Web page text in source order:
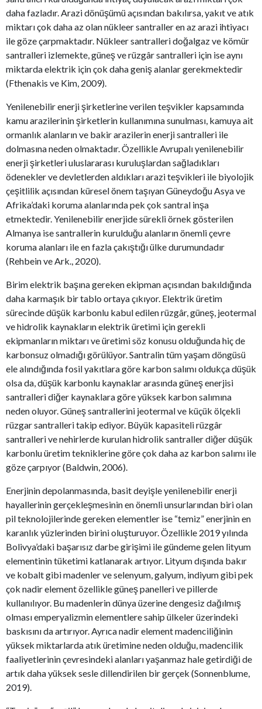
daha fazladır. Arazi dönüşümü açısından bakılırsa, yakıt ve atık
miktarı çok daha az olan nükleer santraller en az arazi ihtiyacı
ile göze çarpmaktadır. Nükleer santralleri doğalgaz ve kömür
santralleri izlemekte, güneş ve rüzgâr santralleri için ise aynı
miktarda elektrik için çok daha geniş alanlar gerekmektedir
(Fthenakis ve Kim, 2009).
Yenilenebilir enerji şirketlerine verilen teşvikler kapsamında
kamu arazilerinin şirketlerin kullanımına sunulması, kamuya ait
ormanlık alanların ve bakir arazilerin enerji santralleri ile
dolmasına neden olmaktadır. Özellikle Avrupalı yenilenebilir
enerji şirketleri uluslararası kuruluşlardan sağladıkları
ödenekler ve devletlerden aldıkları arazi teşvikleri ile biyolojik
çeşitlilik açısından küresel önem taşıyan Güneydoğu Asya ve
Afrika’daki koruma alanlarında pek çok santral inşa
etmektedir. Yenilenebilir enerjide sürekli örnek gösterilen
Almanya ise santrallerin kurulduğu alanların önemli çevre
koruma alanları ile en fazla çakıştığı ülke durumundadır
(Rehbein ve Ark., 2020).
Birim elektrik başına gereken ekipman açısından bakıldığında
daha karmaşık bir tablo ortaya çıkıyor. Elektrik üretim
sürecinde düşük karbonlu kabul edilen rüzgâr, güneş, jeotermal
ve hidrolik kaynakların elektrik üretimi için gerekli
ekipmanların miktarı ve üretimi söz konusu olduğunda hiç de
karbonsuz olmadığı görülüyor. Santralin tüm yaşam döngüsü
ele alındığında fosil yakıtlara göre karbon salımı oldukça düşük
olsa da, düşük karbonlu kaynaklar arasında güneş enerjisi
santralleri diğer kaynaklara göre yüksek karbon salımına
neden oluyor. Güneş santrallerini jeotermal ve küçük ölçekli
rüzgar santralleri takip ediyor. Büyük kapasiteli rüzgâr
santralleri ve nehirlerde kurulan hidrolik santraller diğer düşük
karbonlu üretim tekniklerine göre çok daha az karbon salımı ile
göze çarpıyor (Baldwin, 2006).
Enerjinin depolanmasında, basit deyişle yenilenebilir enerji
hayallerinin gerçekleşmesinin en önemli unsurlarından biri olan
pil teknolojilerinde gereken elementler ise “temiz” enerjinin en
karanlık yüzlerinden birini oluşturuyor. Özellikle 2019 yılında
Bolivya’daki başarısız darbe girişimi ile gündeme gelen lityum
elementinin tüketimi katlanarak artıyor. Lityum dışında bakır
ve kobalt gibi madenler ve selenyum, galyum, indiyum gibi pek
çok nadir element özellikle güneş panelleri ve pillerde
kullanılıyor. Bu madenlerin dünya üzerine dengesiz dağılmış
olması emperyalizmin elementlere sahip ülkeler üzerindeki
baskısını da artırıyor. Ayrıca nadir element madenciliğinin
yüksek miktarlarda atık üretimine neden olduğu, madencilik
faaliyetlerinin çevresindeki alanları yaşanmaz hale getirdiği de
artık daha yüksek sesle dillendirilen bir gerçek (Sonnenblume,
2019).